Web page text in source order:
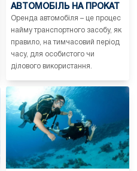
АВТОМОБІЛЬ НА ПРОКАТ
Оренда автомобіля – це процес
найму транспортного засобу, як
правило, на тимчасовий період
часу, для особистого чи
ділового використання.